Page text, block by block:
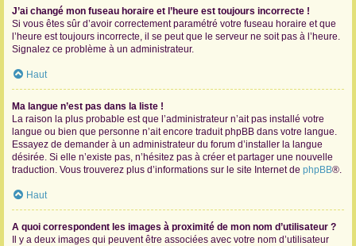
J’ai changé mon fuseau horaire et l’heure est toujours incorrecte !
Si vous êtes sûr d’avoir correctement paramétré votre fuseau horaire et que
l’heure est toujours incorrecte, il se peut que le serveur ne soit pas à l’heure.
Signalez ce problème à un administrateur.
Haut
Ma langue n’est pas dans la liste !
La raison la plus probable est que l’administrateur n’ait pas installé votre
langue ou bien que personne n’ait encore traduit phpBB dans votre langue.
Essayez de demander à un administrateur du forum d’installer la langue
désirée. Si elle n’existe pas, n’hésitez pas à créer et partager une nouvelle
traduction. Vous trouverez plus d’informations sur le site Internet de phpBB®.
Haut
A quoi correspondent les images à proximité de mon nom d’utilisateur ?
Il y a deux images qui peuvent être associées avec votre nom d’utilisateur